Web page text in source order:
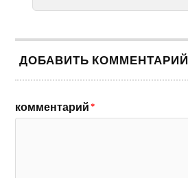
ДОБАВИТЬ КОММЕНТАРИЙ
комментарий*